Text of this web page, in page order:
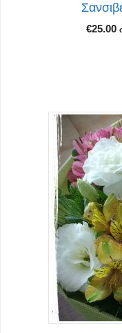
€25.00